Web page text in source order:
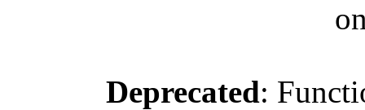
Deprecated: